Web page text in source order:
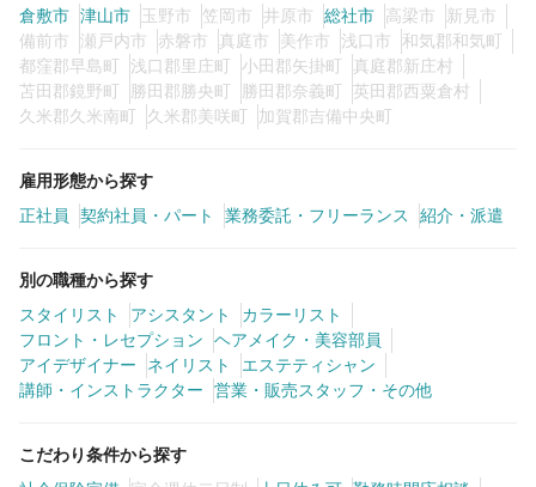
倉敷市 津山市 玉野市 笠岡市 井原市 総社市 高梁市
新見市
備前市
瀬戸内市 赤磐市 真庭市 美作市 浅口市
和気郡和気町
都窪郡早島町
浅口郡里庄町 小田郡矢掛町
真庭郡新庄村
苫田郡鏡野町
勝田郡勝央町 勝田郡奈義町
英田郡西粟倉村
久米郡久米南町
久米郡美咲町 加賀郡吉備中央町
雇用形態から探す
正社員
契約社員・パート 業務委託・フリーランス 紹介・派遣
別の職種から探す
スタイリスト
アシスタント
カラーリスト
フロント・レセプション
ヘアメイク・美容部員
アイデザイナー
ネイリスト
エステティシャン
講師・インストラクター
営業・販売スタッフ・その他
こだわり条件から探す